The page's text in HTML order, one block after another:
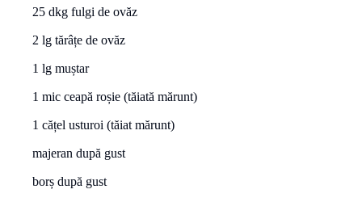
25 dkg fulgi de ovăz
2 lg tărâțe de ovăz
1 lg muștar
1 mic ceapă roșie (tăiată mărunt)
1 cățel usturoi (tăiat mărunt)
majeran după gust
borș după gust